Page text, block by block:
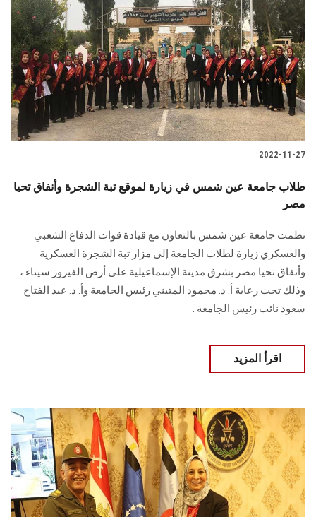
2022-11-27
طلاب جامعة عين شمس في زيارة لموقع تبة الشجرة وأنفاق تحيا
مصر
نظمت جامعة عين شمس بالتعاون مع قيادة قوات الدفاع الشعبي
والعسكري زيارة لطلاب الجامعة إلى مزار تبة الشجرة العسكرية
وأنفاق تحيا مصر بشرق مدينة الإسماعيلية على أرض الفيروز سيناء ،
وذلك تحت رعاية أ. د. محمود المتيني رئيس الجامعة وأ. د. عبد الفتاح
سعود نائب رئيس الجامعة .
اقرأ المزيد